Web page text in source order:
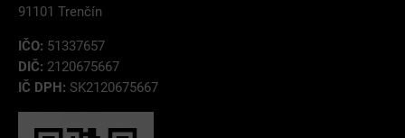
91101 Trenčín
IČO: 51337657
DIČ: 2120675667
IČ DPH: SK2120675667